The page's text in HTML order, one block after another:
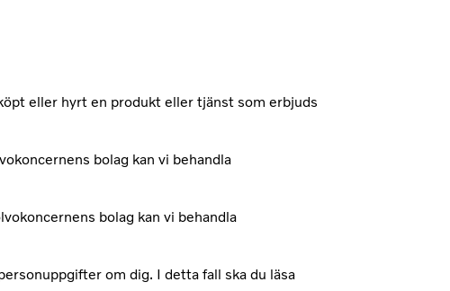
eller hyrt en produkt eller tjänst som erbjuds
bolag kan vi behandla
bolag kan vi behandla
om dig. I detta fall ska du läsa